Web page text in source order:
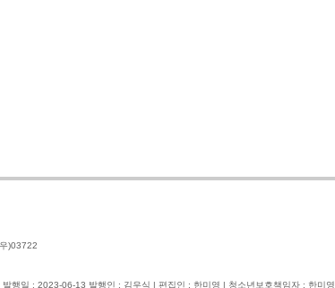
)03722
행일 : 2023-06-13 발행인 : 김우식 | 편집인 : 한미영 | 청소년보호책임자 : 한미영